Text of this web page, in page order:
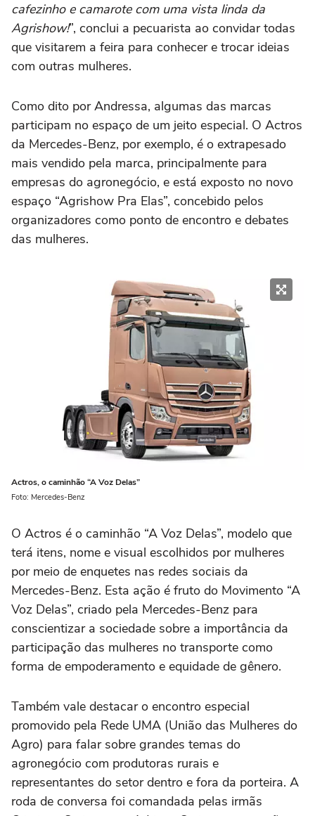
cafezinho e camarote com uma vista linda da
Agrishow!”, conclui a pecuarista ao convidar todas
que visitarem a feira para conhecer e trocar ideias
com outras mulheres.
Como dito por Andressa, algumas das marcas
participam no espaço de um jeito especial. O Actros
da Mercedes-Benz, por exemplo, é o extrapesado
mais vendido pela marca, principalmente para
empresas do agronegócio, e está exposto no novo
espaço “Agrishow Pra Elas”, concebido pelos
organizadores como ponto de encontro e debates
das mulheres.
Actros, o caminhão “A Voz Delas”
Foto: Mercedes-Benz
O Actros é o caminhão “A Voz Delas”, modelo que
terá itens, nome e visual escolhidos por mulheres
por meio de enquetes nas redes sociais da
Mercedes-Benz. Esta ação é fruto do Movimento “A
Voz Delas”, criado pela Mercedes-Benz para
conscientizar a sociedade sobre a importância da
participação das mulheres no transporte como
forma de empoderamento e equidade de gênero.
Também vale destacar o encontro especial
promovido pela Rede UMA (União das Mulheres do
Agro) para falar sobre grandes temas do
agronegócio com produtoras rurais e
representantes do setor dentro e fora da porteira. A
roda de conversa foi comandada pelas irmãs